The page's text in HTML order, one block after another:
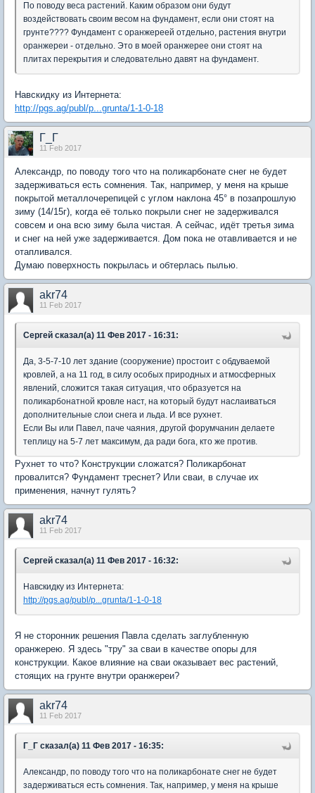
По поводу веса растений. Каким образом они будут
воздействовать своим весом на фундамент, если они стоят на
грунте???? Фундамент с оранжереей отдельно, растения внутри
оранжереи - отдельно. Это в моей оранжерее они стоят на
плитах перекрытия и следовательно давят на фундамент.
Навскидку из Интернета:
http://pgs.ag/publ/p...grunta/1-1-0-18
Г_Г
11 Feb 2017
Александр, по поводу того что на поликарбонате снег не будет
задерживаться есть сомнения. Так, например, у меня на крыше
покрытой металлочерепицей с углом наклона 45° в позапрошлую
зиму (14/15г), когда её только покрыли снег не задерживался
совсем и она всю зиму была чистая. А сейчас, идёт третья зима
и снег на ней уже задерживается. Дом пока не отавливается и не
отапливался.
Думаю поверхность покрылась и обтерлась пылью.
akr74
11 Feb 2017
Сергей сказал(а) 11 Фев 2017 - 16:31:
Да, 3-5-7-10 лет здание (сооружение) простоит с обдуваемой
кровлей, а на 11 год, в силу особых природных и атмосферных
явлений, сложится такая ситуация, что образуется на
поликарбонатной кровле наст, на который будут наслаиваться
дополнительные слои снега и льда. И все рухнет.
Если Вы или Павел, паче чаяния, другой форумчанин делаете
теплицу на 5-7 лет максимум, да ради бога, кто же против.
Рухнет то что? Конструкции сложатся? Поликарбонат
провалится? Фундамент треснет? Или сваи, в случае их
применения, начнут гулять?
akr74
11 Feb 2017
Сергей сказал(а) 11 Фев 2017 - 16:32:
Навскидку из Интернета:
http://pgs.ag/publ/p...grunta/1-1-0-18
Я не сторонник решения Павла сделать заглубленную
оранжерею. Я здесь "тру" за сваи в качестве опоры для
конструкции. Какое влияние на сваи оказывает вес растений,
стоящих на грунте внутри оранжереи?
akr74
11 Feb 2017
Г_Г сказал(а) 11 Фев 2017 - 16:35:
Александр, по поводу того что на поликарбонате снег не будет
задерживаться есть сомнения. Так, например, у меня на крыше